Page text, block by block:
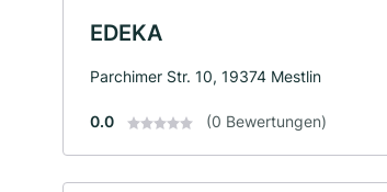
EDEKA
Parchimer Str. 10, 19374 Mestlin
0.0 (0 Bewertungen)